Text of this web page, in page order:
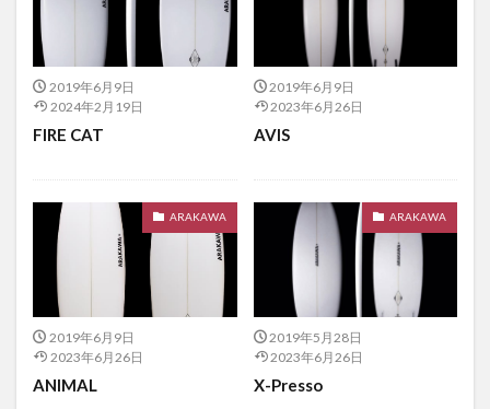
2019年6月9日
2024年2月19日
FIRE CAT
2019年6月9日
2023年6月26日
AVIS
ARAKAWA
2019年6月9日
2023年6月26日
ANIMAL
ARAKAWA
2019年5月28日
2023年6月26日
X-Presso